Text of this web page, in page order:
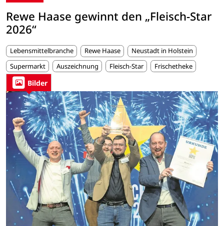
Rewe Haase gewinnt den „Fleisch-Star
2026“
Lebensmittelbranche Rewe Haase
Neustadt in Holstein
Supermarkt
Auszeichnung Fleisch-Star Frischetheke
Bilder